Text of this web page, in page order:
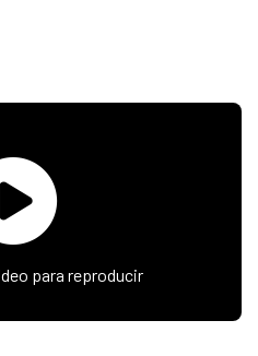
para reproducir